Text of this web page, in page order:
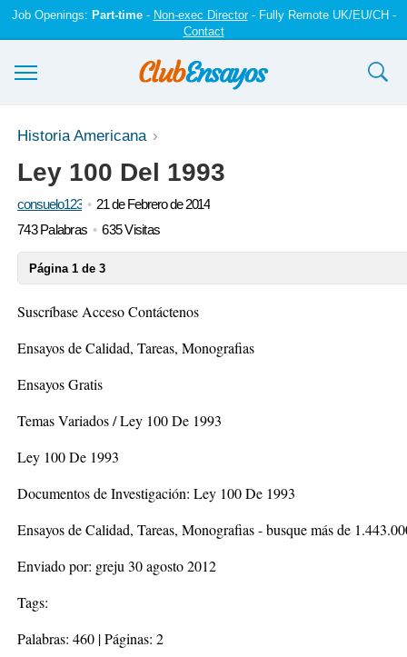
Job Openings: Part-time- Non-exec Director- Fully Remote UK/EU/CH -
Contact
Ensayos y trabajos
Registrarse
Iniciar sesión
Historia Americana
Ley 100 Del 1993
consuelo123
21 de Febrero de 2014
743 Palabras
635 Visitas
Página 1 de 3
Suscríbase Acceso Contáctenos
Ensayos de Calidad, Tareas, Monografias
Ensayos Gratis
Temas Variados / Ley 100 De 1993
Ley 100 De 1993
Documentos de Investigación: Ley 100 De 1993
Ensayos de Calidad, Tareas, Monografias - busque más de
Enviado por: greju 30 agosto 2012
Tags:
Palabras: 460 | Páginas: 2